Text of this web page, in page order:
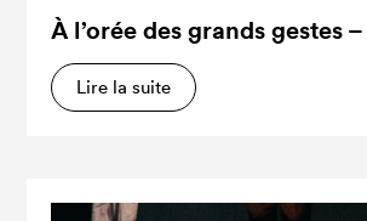
À l’orée des grands gestes
Lire la suite